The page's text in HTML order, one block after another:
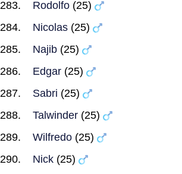
Rodolfo (25)
Nicolas (25)
Najib (25)
Edgar (25)
Sabri (25)
Talwinder (25)
Wilfredo (25)
Nick (25)